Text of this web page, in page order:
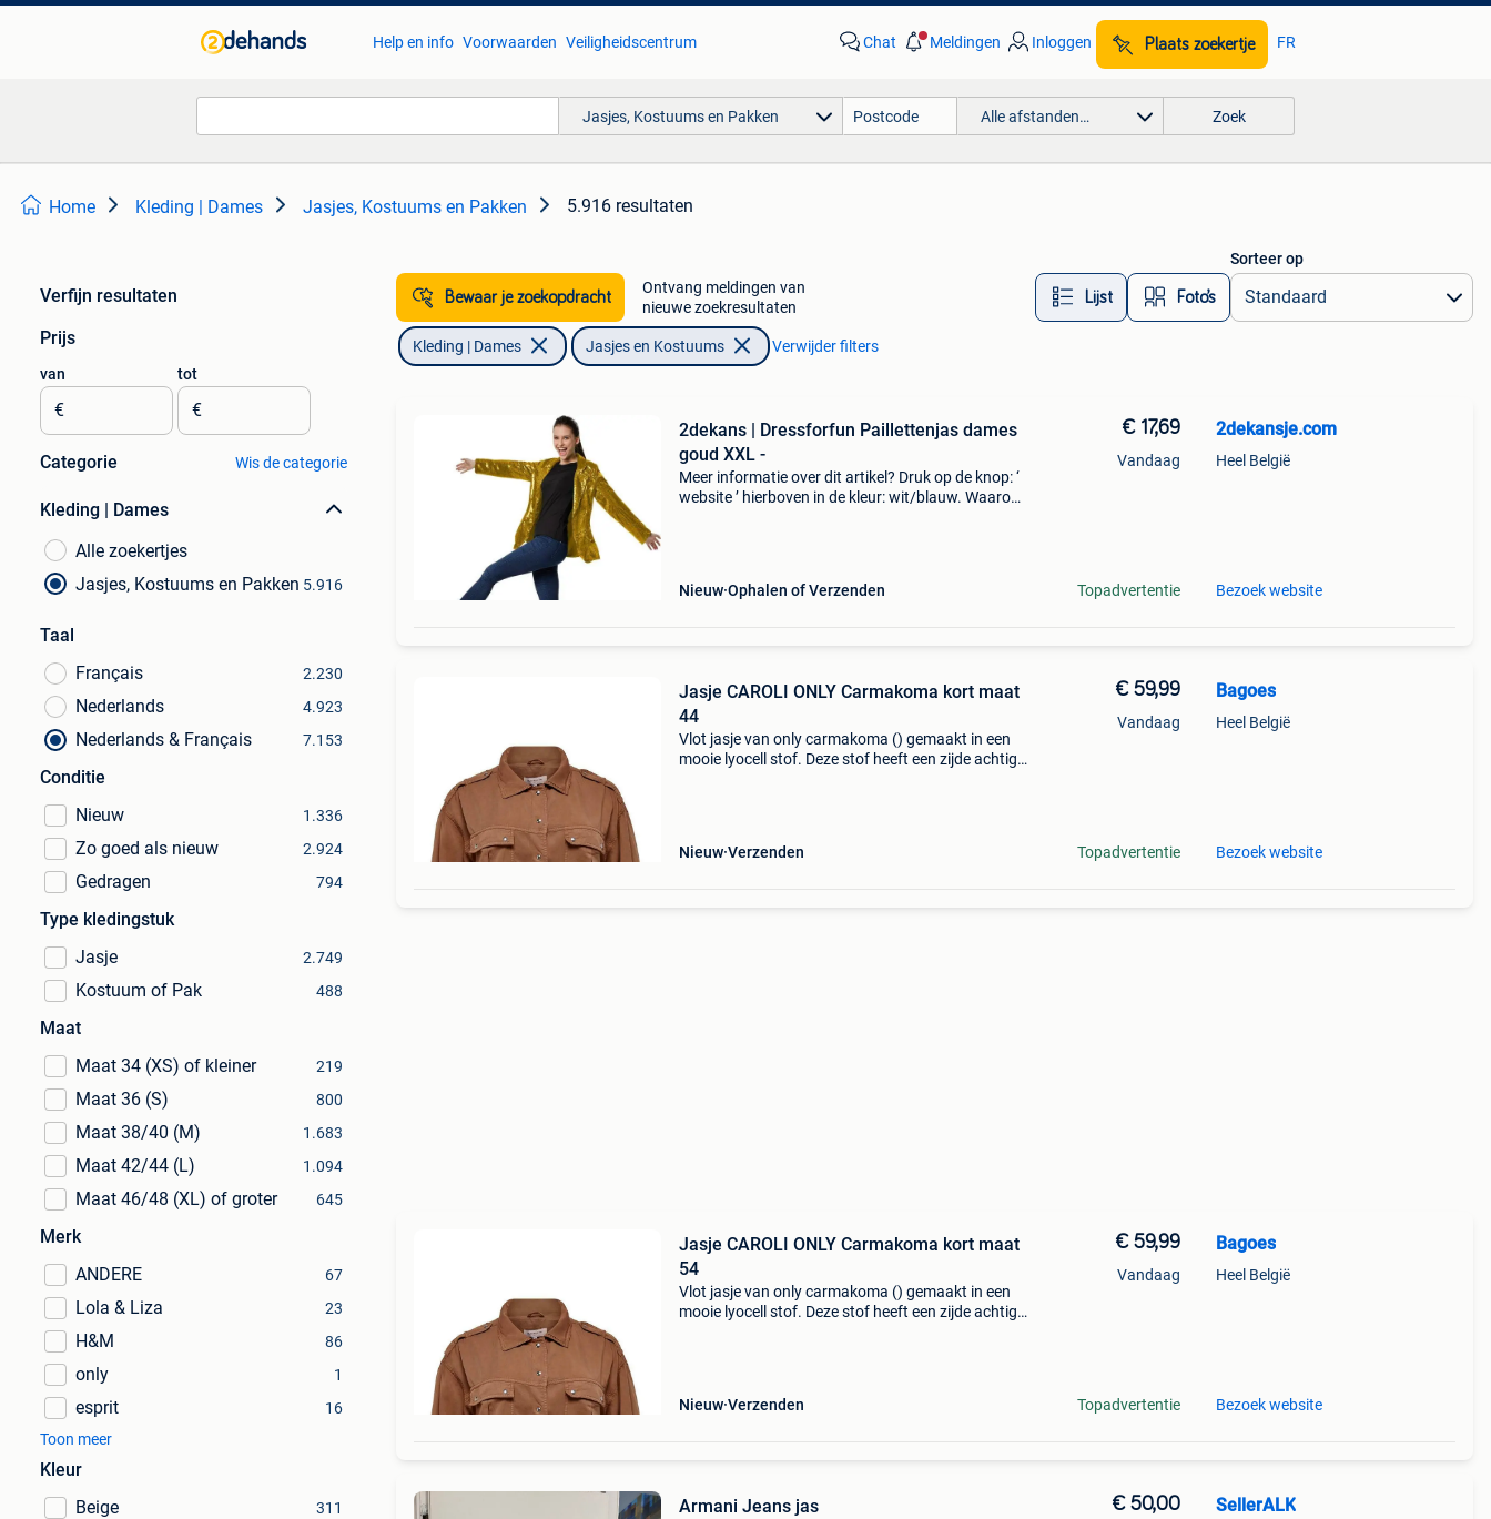
Help en info Voorwaarden Veiligheidscentrum Chat Meldingen Inloggen Plaats zoekertje FR
Jasjes, Kostuums en Pakken Alle afstanden… Zoek
Home Kleding | Dames Jasjes, Kostuums en Pakken 5.916 resultaten
Verfijn resultaten
Prijs
van
€
tot
€
Categorie Wis de categorie
Kleding | Dames
Alle zoekertjes
Jasjes, Kostuums en Pakken 5.916
Taal
Français
2.230
Nederlands 4.923
Nederlands & Français 7.153
Conditie
Nieuw
1.336
Zo goed als nieuw 2.924
Gedragen 794
Type kledingstuk
Jasje
2.749
Kostuum of Pak 488
Maat
Maat 34 (XS) of kleiner
219
Maat 36 (S) 800
Maat 38/40 (M) 1.683
Maat 42/44 (L) 1.094
Maat 46/48 (XL) of groter 645
Merk
ANDERE
67
Lola & Liza 23
H&M 86
only 1
esprit
16
Toon meer
Kleur
Beige
311
Bewaar je zoekopdracht
Ontvang meldingen van
nieuwe zoekresultaten
Lijst Foto’s
Sorteer op
Kleding | Dames Jasjes en Kostuums Verwijder filters
2dekans | Dressforfun Paillettenjas dames
goud XXL -
Meer informatie over dit artikel? Druk op de knop: ‘
website ’ hierboven in de kleur: wit/blauw. Waarom
Nieuw Ophalen of Verzenden
€ 17,69
Vandaag
Topadvertentie
2dekansje.com
Heel België
Bezoek website
Jasje CAROLI ONLY Carmakoma kort maat
44
Vlot jasje van only carmakoma () gemaakt in een
mooie lyocell stof. Deze stof heeft een zijde achtige
Nieuw Verzenden
€ 59,99
Vandaag
Topadvertentie
Bagoes
Heel België
Bezoek website
Jasje CAROLI ONLY Carmakoma kort maat
54
Vlot jasje van only carmakoma () gemaakt in een
mooie lyocell stof. Deze stof heeft een zijde achtige
Nieuw Verzenden
€ 59,99
Vandaag
Topadvertentie
Bagoes
Heel België
Bezoek website
Armani Jeans jas € 50,00 SellerALK